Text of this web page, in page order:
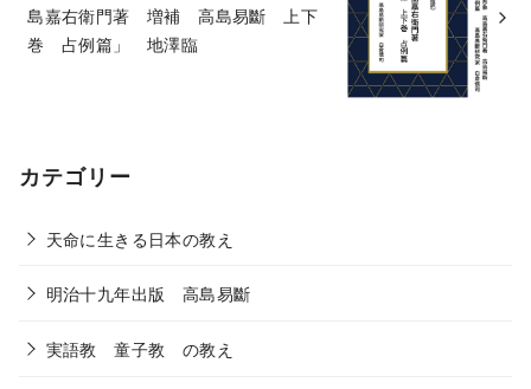
島嘉右衛門著 増補 高島易斷 上下
巻 占例篇」 地澤臨
カテゴリー
天命に生きる日本の教え
明治十九年出版 高島易斷
実語教 童子教 の教え